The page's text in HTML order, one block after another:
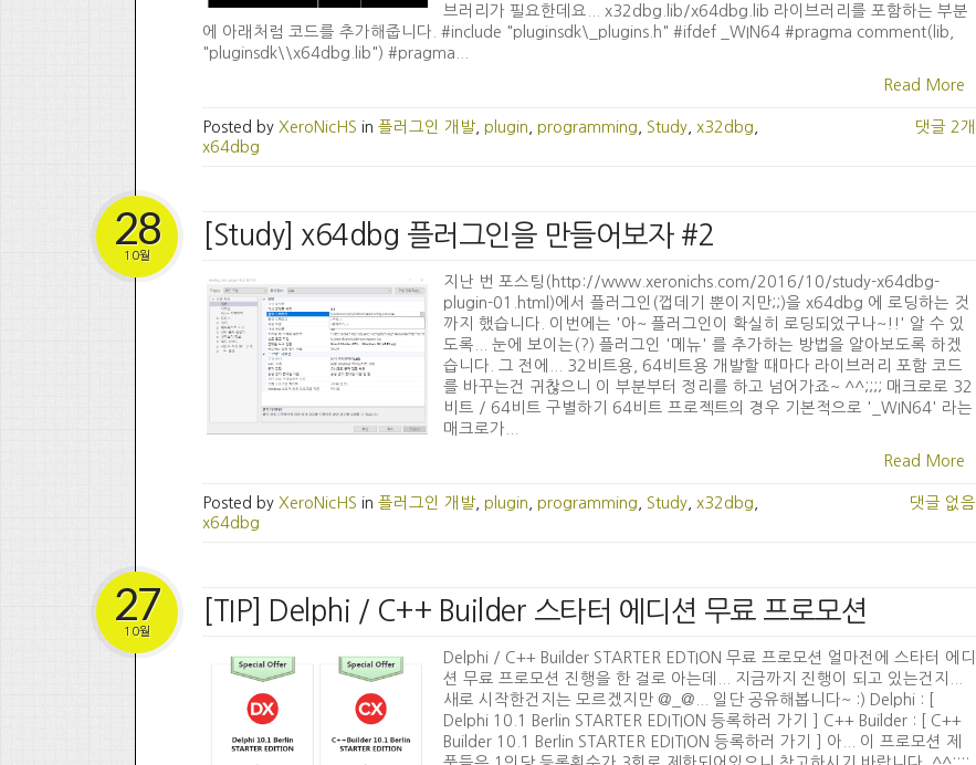
브러리가 필요한데요... x32dbg.lib/x64dbg.lib 라이브러리를 포함하는 부분
에 아래처럼 코드를 추가해줍니다. #include "pluginsdk\_plugins.h" #ifdef _WIN64 #pragma comment(lib,
"pluginsdk\\x64dbg.lib") #pragma...
Read More
Posted by XeroNicHS in 플러그인 개발, plugin programming Study x32dbg
x64dbg
댓글 2개
[Study] x64dbg 플러그인을 만들어보자 #2
28
10월
지난 번 포스팅(http://www.xeronichs.com/2016/10/study-x64dbg-
plugin-01.html)에서 플러그인(껍데기 뿐이지만;;)을 x64dbg 에 로딩하는 것
까지 했습니다. 이번에는 '아~ 플러그인이 확실히 로딩되었구나~!!' 알 수 있
도록... 눈에 보이는(?) 플러그인 '메뉴' 를 추가하는 방법을 알아보도록 하겠
습니다. 그 전에... 32비트용, 64비트용 개발할 때마다 라이브러리 포함 코드
를 바꾸는건 귀찮으니 이 부분부터 정리를 하고 넘어가죠~ ^^;;;; 매크로로 32
비트 / 64비트 구별하기 64비트 프로젝트의 경우 기본적으로 '_WIN64' 라는
매크로가...
Read More
Posted by XeroNicHS in 플러그인 개발, plugin programming Study x32dbg
x64dbg
댓글 없음
[TIP] Delphi / C++ Builder 스타터 에디션 무료 프로모션
27
10월
Delphi / C++ Builder STARTER EDTION 무료 프로모션 얼마전에 스타터 에디
션 무료 프로모션 진행을 한 걸로 아는데... 지금까지 진행이 되고 있는건지...
새로 시작한건지는 모르겠지만 @_@... 일단 공유해봅니다~ :) Delphi : [
Delphi 10.1 Berlin STARTER EDITION 등록하러 가기 ] C++ Builder : [ C++
Builder 10.1 Berlin STARTER EDITION 등록하러 가기 ] 아... 이 프로모션 제